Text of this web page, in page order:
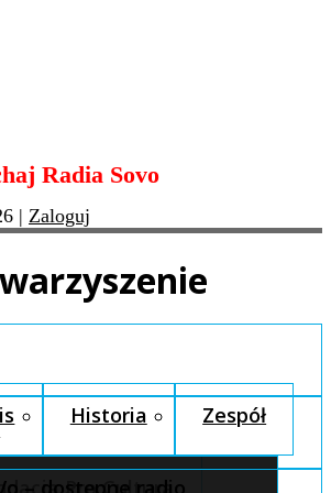
Radia Sovo
| Zaloguj
Historia Zespół
Pro Cultura
– dostępne radio